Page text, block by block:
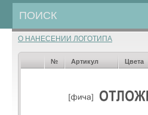
О НАНЕСЕНИИ ЛОГОТИПА
№ Артикул Цвета